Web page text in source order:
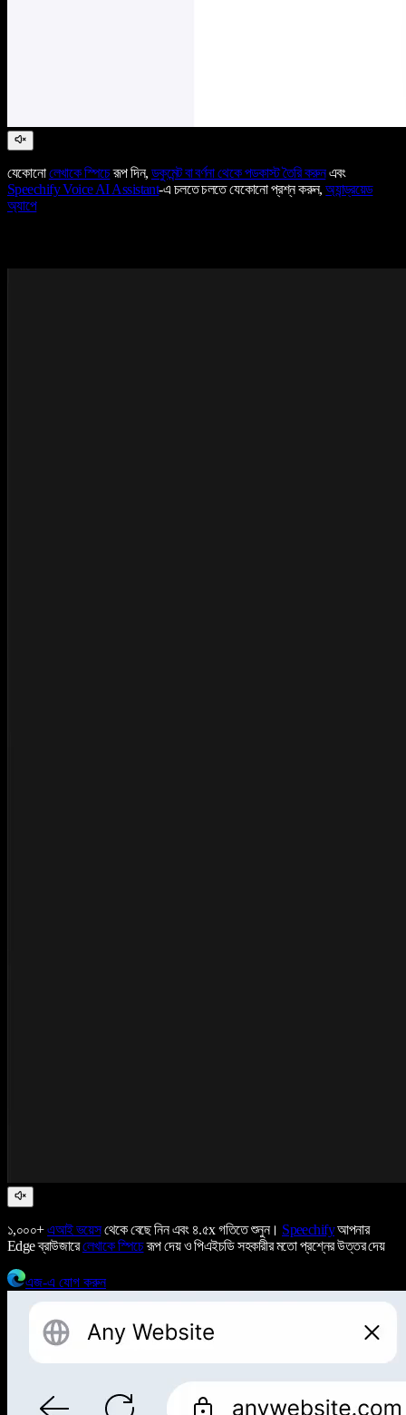
যেকোনোলেখাকে স্পিচেরূপ দিন, ডকুমেন্ট বা বর্ণনা থেকে পডকাস্ট তৈরি করুনএবং
Speechify Voice AI Assistant-এ চলতে চলতে যেকোনো প্রশ্ন করুন,অ্যান্ড্রয়েড
অ্যাপে
১,০০০+এআই ভয়েসথেকে বেছে নিন এবং ৪.৫x গতিতে শুনুন। Speechifyআপনার
Edge ব্রাউজারেলেখাকে স্পিচেরূপ দেয় ও পিএইচডি সহকারীর মতো প্রশ্নের উত্তর দেয়
এজ-এ যোগ করুন